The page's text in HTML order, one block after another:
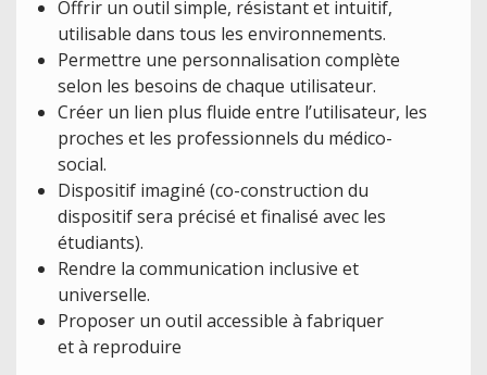
Offrir un outil simple, résistant et intuitif,
utilisable dans tous les environnements.
Permettre une personnalisation complète
selon les besoins de chaque utilisateur.
Créer un lien plus fluide entre l’utilisateur, les
proches et les professionnels du médico-
social.
Dispositif imaginé (co-construction du
dispositif sera précisé et finalisé avec les
étudiants).
Rendre la communication inclusive et
universelle.
Proposer un outil accessible à fabriquer
et à reproduire